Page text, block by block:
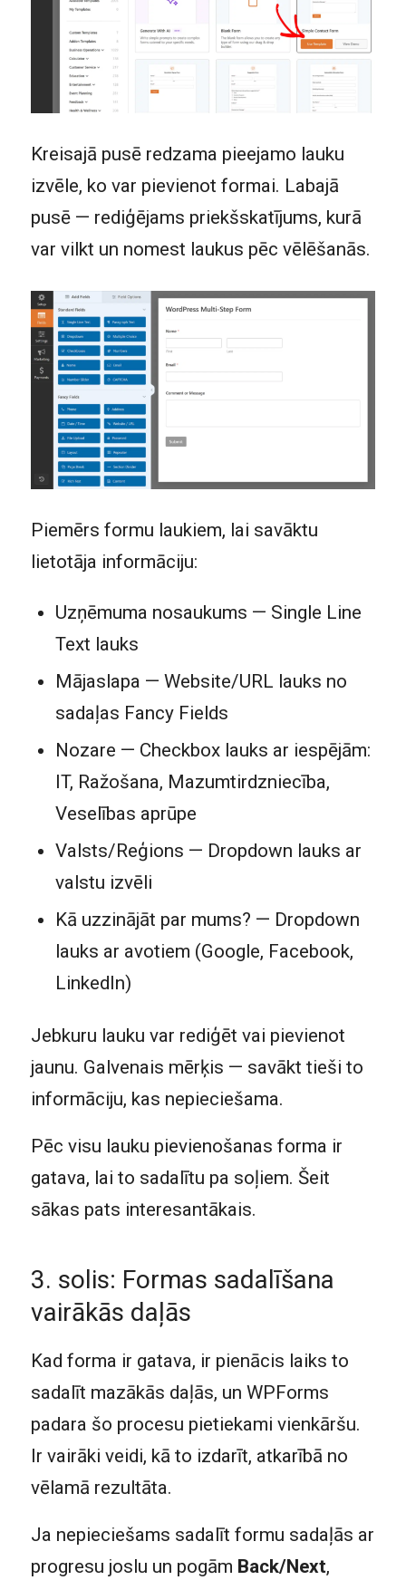
Kreisajā pusē redzama pieejamo lauku
izvēle, ko var pievienot formai. Labajā
pusē — rediģējams priekšskatījums, kurā
var vilkt un nomest laukus pēc vēlēšanās.
Piemērs formu laukiem, lai savāktu
lietotāja informāciju:
Uzņēmuma nosaukums — Single Line
Text lauks
Mājaslapa — Website/URL lauks no
sadaļas Fancy Fields
Nozare — Checkbox lauks ar iespējām:
IT, Ražošana, Mazumtirdzniecība,
Veselības aprūpe
Valsts/Reģions — Dropdown lauks ar
valstu izvēli
Kā uzzinājāt par mums? — Dropdown
lauks ar avotiem (Google, Facebook,
LinkedIn)
Jebkuru lauku var rediģēt vai pievienot
jaunu. Galvenais mērķis — savākt tieši to
informāciju, kas nepieciešama.
Pēc visu lauku pievienošanas forma ir
gatava, lai to sadalītu pa soļiem. Šeit
sākas pats interesantākais.
3. solis: Formas sadalīšana
vairākās daļās
Kad forma ir gatava, ir pienācis laiks to
sadalīt mazākās daļās, un WPForms
padara šo procesu pietiekami vienkāršu.
Ir vairāki veidi, kā to izdarīt, atkarībā no
vēlamā rezultāta.
Ja nepieciešams sadalīt formu sadaļās ar
progresu joslu un pogām Back/Next,